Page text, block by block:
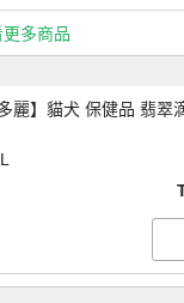
多商品
多麗】貓犬 保健品 翡翠